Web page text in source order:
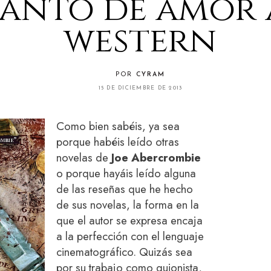
de amor
western
POR CYRAM
15 DE DICIEMBRE DE 2013
Como bien sabéis, ya sea
porque habéis leído otras
novelas de Joe Abercrombie
o porque hayáis leído alguna
de las reseñas que he hecho
de sus novelas, la forma en la
que el autor se expresa encaja
a la perfección con el lenguaje
cinematográfico. Quizás sea
por su trabajo como guionista,